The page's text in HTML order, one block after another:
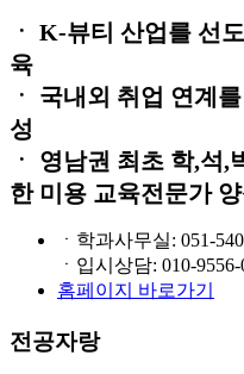
ㆍ K-뷰티 산업를 선
육
ㆍ 국내외 취업 연계
성
ㆍ 영남권 최초 학,석
한 미용 교육전문가
ㆍ학과사무실: 051-
ㆍ입시상담: 010-9556-
홈페이지 바로가기
전공자랑